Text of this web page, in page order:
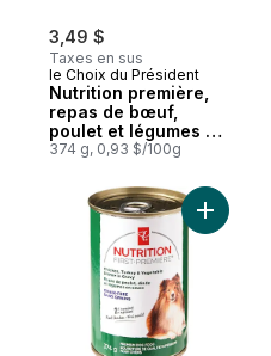
3,49 $
Taxes en sus
le Choix du Président
Nutrition première,
repas de bœuf,
poulet et légumes en
sauce, nourriture de
pour chiens
374 g, 0,93 $/100g
Ajouter